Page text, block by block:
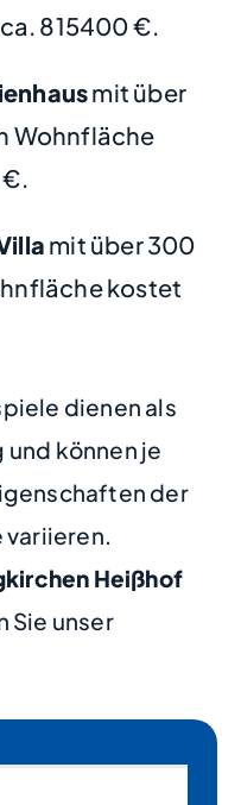
815400 €.
mit über
Wohnfläche
mit über 300
kostet
dienen als
können je
der
variieren.
Heißhof
Sie unser